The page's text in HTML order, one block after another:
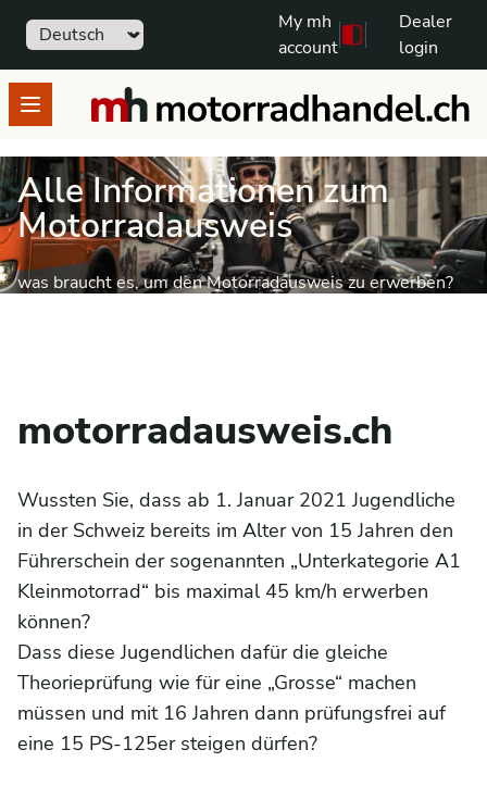
Sprache
Free text search
My mh
account
Dealer
login
Open menumotorradhandel.ch
Alle Informationen zum
Motorradausweis
was braucht es, um den Motorradausweis zu erwerben?
motorradausweis.ch
Wussten Sie, dass ab 1. Januar 2021 Jugendliche
in der Schweiz bereits im Alter von 15 Jahren den
Führerschein der sogenannten „Unterkategorie A1
Kleinmotorrad“ bis maximal 45 km/h erwerben
können?
Dass diese Jugendlichen dafür die gleiche
Theorieprüfung wie für eine „Grosse“ machen
müssen und mit 16 Jahren dann prüfungsfrei auf
eine 15 PS-125er steigen dürfen?